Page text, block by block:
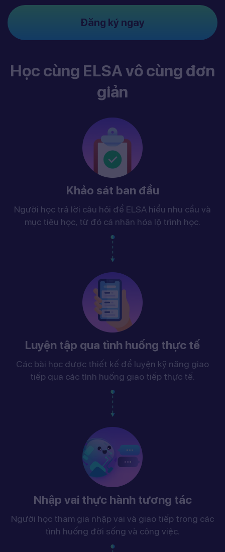
Đăng ký ngay
Học cùng ELSA vô cùng đơn
giản
Khảo sát ban đầu
Người học trả lời câu hỏi để ELSA hiểu nhu cầu và
mục tiêu học, từ đó cá nhân hóa lộ trình học.
Luyện tập qua tình huống thực tế
Các bài học được thiết kế để luyện kỹ năng giao
tiếp qua các tình huống giao tiếp thực tế.
Nhập vai thực hành tương tác
Người học tham gia nhập vai và giao tiếp trong các
tình huống đời sống và công việc.